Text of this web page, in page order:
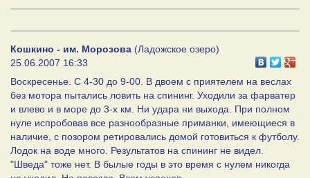
Кошкино - им. Морозова (Ладожское озеро)
25.06.2007 16:33
Воскресенье. С 4-30 до 9-00. В двоем с приятелем на веслах
без мотора пытались ловить на спининг. Уходили за фарватер
и влево и в море до 3-х км. Ни удара ни выхода. При полном
нуле испробовав все разнообразные приманки, имеющиеся в
наличие, с позором ретировались домой готовиться к футболу.
Лодок на воде много. Результатов на спининг не видел.
"Шведа" тоже нет. В былые годы в это время с нулем никогда